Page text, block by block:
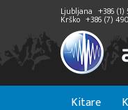
Ljubljana +386
Krško +386 (7)
Kitare